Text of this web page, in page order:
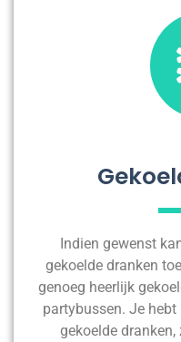
Indien gewenst
gekoelde dranken
genoeg heerlijk
partybussen. Je
gekoelde